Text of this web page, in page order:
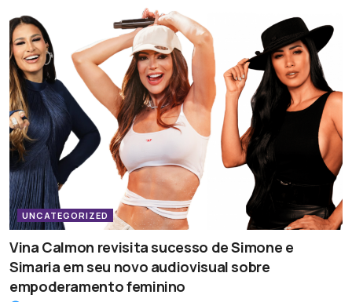
UNCATEGORIZED
Vina Calmon revisita sucesso de Simone e
Simaria em seu novo audiovisual sobre
empoderamento feminino